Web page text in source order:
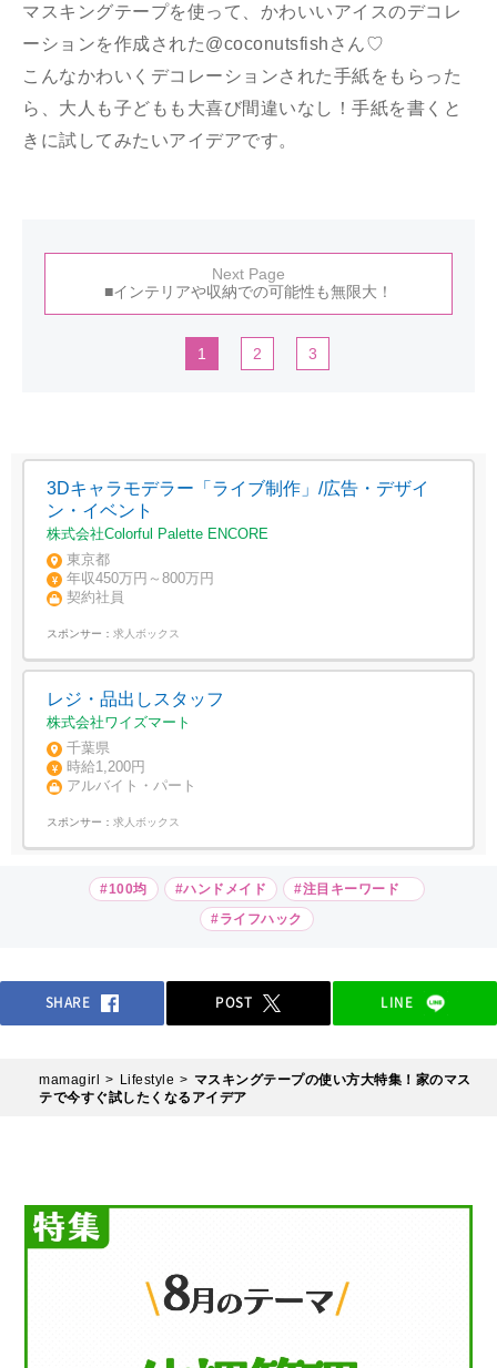
マスキングテープを使って、かわいいアイスのデコレ
ーションを作成された@coconutsfishさん♡
こんなかわいくデコレーションされた手紙をもらった
ら、大人も子どもも大喜び間違いなし！手紙を書くと
きに試してみたいアイデアです。
Next Page
■インテリアや収納での可能性も無限大！
1 2 3
3Dキャラモデラー「ライブ制作」/広告・デザイ
ン・イベント
株式会社Colorful Palette ENCORE
東京都
年収450万円～800万円
契約社員
スポンサー： 求人ボックス
レジ・品出しスタッフ
株式会社ワイズマート
千葉県
時給1,200円
アルバイト・パート
スポンサー： 求人ボックス
#100均 #ハンドメイド
#注目キーワード
#ライフハック
SHARE POST LINE
mamagirl Lifestyle
マスキングテープの使い方大特集！家のマス
テで今すぐ試したくなるアイデア